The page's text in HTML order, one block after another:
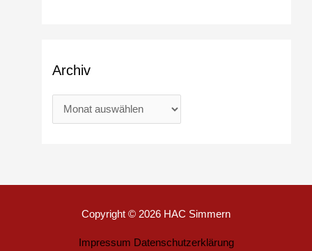
Archiv
Copyright © 2026 HAC Simmern
Impressum Datenschutzerklärung